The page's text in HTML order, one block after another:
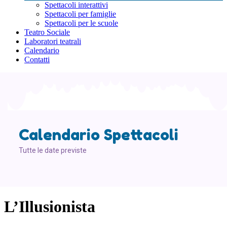
Spettacoli interattivi
Spettacoli per famiglie
Spettacoli per le scuole
Teatro Sociale
Laboratori teatrali
Calendario
Contatti
Calendario Spettacoli
Tutte le date previste
L’Illusionista